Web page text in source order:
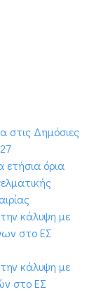
στις Δημόσιες
όρια
κάλυψη με
στο ΕΣ
κάλυψη με
στο ΕΣ